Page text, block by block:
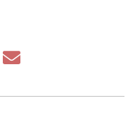
Share